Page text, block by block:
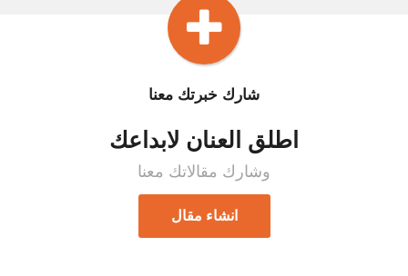
شارك خبرتك معنا
اطلق العنان لابداعك
وشارك مقالاتك معنا
انشاء مقال